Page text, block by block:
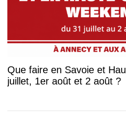
Que faire en Savoie et
juillet, 1er août et 2 août ?